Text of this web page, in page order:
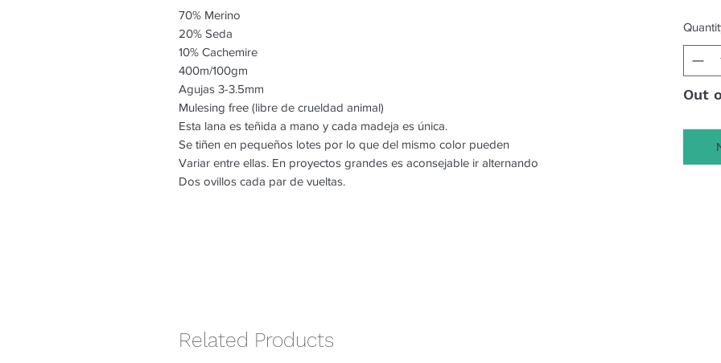
70% Merino
20% Seda
10% Cachemire
400m/100gm
Agujas 3-3.5mm
Mulesing free (libre de crueldad animal)
Esta lana es teñida a mano y cada madeja es única.
Se tiñen en pequeños lotes por lo que del mismo color pueden
Variar entre ellas. En proyectos grandes es aconsejable ir alternando
Dos ovillos cada par de vueltas.
Out
Related Products